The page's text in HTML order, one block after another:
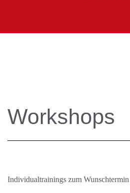
Workshops
Individualtrainings zum Wunschtermin